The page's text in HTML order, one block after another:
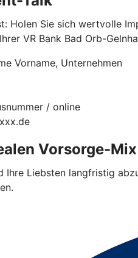
Holen Sie sich wertvolle
VR Bank Bad Orb-
Vorname, Unternehmen
/ online
Vorsorge-Mix
Ihre Liebsten langfristig